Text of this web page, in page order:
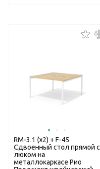
RM-3.1 (x2) + F-45
Сдвоенный стол прямой с
люком на
металлокаркасе Рио